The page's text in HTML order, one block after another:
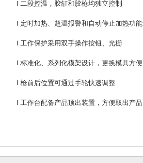
l 二段控温，胶缸和胶枪均独立控制
l 定时加热、超温报警和自动停止加热功能
l 工作保护采用双手操作按钮、光栅
l 标准化、系列化模架设计，更换模具方便
l 枪前后位置可通过手轮快速调整
l 工作台配备产品顶出装置，方便取出产品